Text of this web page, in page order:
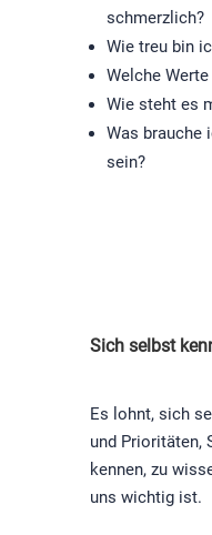
schmerzlich?
Wie treu bin
Welche
Wie steht es
Was brauche
sein?
Sich selbst
Es lohnt, sich
und Prioritäten,
kennen, zu
uns wichtig ist.